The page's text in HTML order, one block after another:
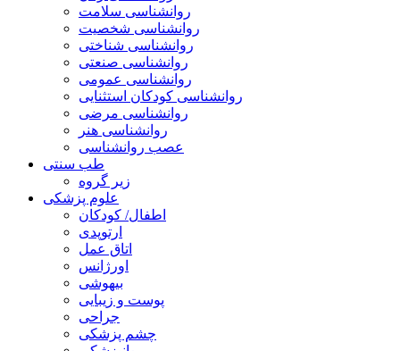
روانشناسی سلامت
روانشناسی شخصیت
روانشناسی شناختی
روانشناسی صنعتی
روانشناسی عمومی
روانشناسی کودکان استثنایی
روانشناسی مرضی
روانشناسی هنر
عصب روانشناسی
طب سنتی
زیر گروه
علوم پزشکی
اطفال/ کودکان
ارتوپدی
اتاق عمل
اورژانس
بیهوشی
پوست و زیبایی
جراحی
چشم پزشکی